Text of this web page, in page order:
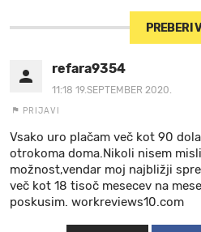
PREBERI
refara9354
11:18 19.SEPTEMBER 2020.
PRIJAVI
Vsako uro plačam več kot 90
otrokoma doma.Nikoli nisem
možnost,vendar moj najbližji
več kot 18 tisoč mesecev na
poskusim. workreviews10.com